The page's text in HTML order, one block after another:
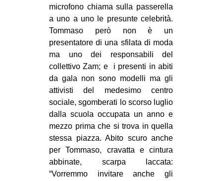
microfono chiama sulla passerella
a uno a uno le presunte celebrità.
Tommaso però non è un
presentatore di una sfilata di moda
ma uno dei responsabili del
collettivo Zam; e i presenti in abiti
da gala non sono modelli ma gli
attivisti del medesimo centro
sociale, sgomberati lo scorso luglio
dalla scuola occupata un anno e
mezzo prima che si trova in quella
stessa piazza. Abito scuro anche
per Tommaso, cravatta e cintura
abbinate, scarpa laccata:
“Vorremmo invitare anche gli